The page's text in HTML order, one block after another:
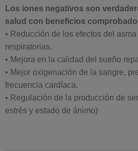
Los iones negativos son
salud con beneficios
• Reducción de los efectos del
respiratorias.
• Mejora en la calidad del sueño
• Mejor oxigenación de la sangre,
frecuencia cardíaca.
• Regulación de la producción de
estrés y estado de ánimo)